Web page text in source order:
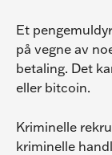
Et
på vegne av
betaling. Det
eller bitcoin.
Kriminelle
kriminelle